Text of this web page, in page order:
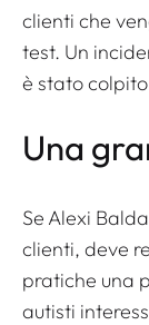
clienti che
test. Un
è stato
Una
Se Alexi
clienti, deve
pratiche una
autisti